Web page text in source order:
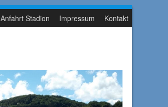
Anfahrt Stadion Impressum Kontakt